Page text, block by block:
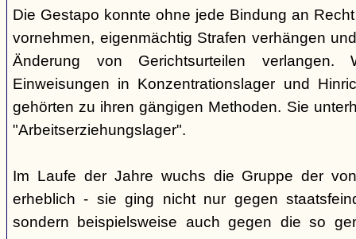
Die Gestapo konnte ohne jede Bindung an
vornehmen, eigenmächtig Strafen verhängen
Änderung von Gerichtsurteilen verlangen.
Einweisungen in Konzentrationslager und
gehörten zu ihren gängigen Methoden. Sie
"Arbeitserziehungslager".
Im Laufe der Jahre wuchs die Gruppe der
erheblich - sie ging nicht nur gegen
sondern beispielsweise auch gegen die so